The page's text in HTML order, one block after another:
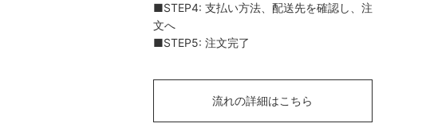
■STEP4: 支払い方法、配送先を確認し、注
文へ
■STEP5: 注文完了
流れの詳細はこちら